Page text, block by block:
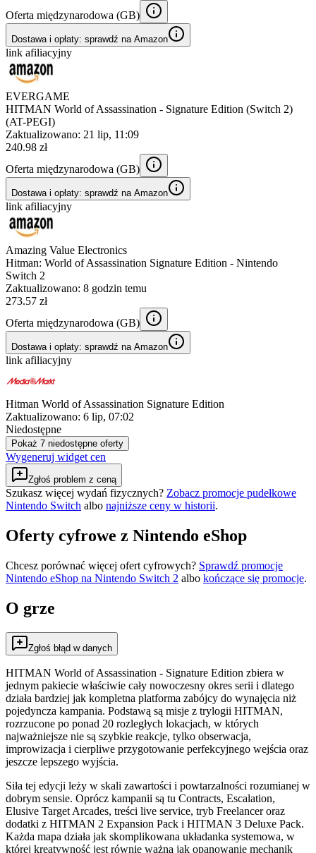
Oferta międzynarodowa (GB)
Dostawa i opłaty: sprawdź na Amazon
link afiliacyjny
EVERGAME
HITMAN World of Assassination - Signature Edition (Switch 2)
(AT-PEGI)
Zaktualizowano: 21 lip, 11:09
240.98 zł
Oferta międzynarodowa (GB)
Dostawa i opłaty: sprawdź na Amazon
link afiliacyjny
Amazing Value Electronics
Hitman: World of Assassination Signature Edition - Nintendo
Switch 2
Zaktualizowano: 8 godzin temu
273.57 zł
Oferta międzynarodowa (GB)
Dostawa i opłaty: sprawdź na Amazon
link afiliacyjny
Hitman World of Assassination Signature Edition
Zaktualizowano: 6 lip, 07:02
Niedostępne
Pokaż 7 niedostępne oferty
Wygeneruj widget cen
Zgłoś problem z ceną
Szukasz więcej wydań fizycznych? Zobacz promocje pudełkowe
Nintendo Switch albo najniższe ceny w historii.
Oferty cyfrowe z Nintendo eShop
Chcesz porównać więcej ofert cyfrowych? Sprawdź promocje
Nintendo eShop na Nintendo Switch 2 albo kończące się promocje.
O grze
Zgłoś błąd w danych
HITMAN World of Assassination - Signature Edition zbiera w
jednym pakiecie właściwie cały nowoczesny okres serii i dlatego
działa bardziej jak kompletna platforma zabójcy do wynajęcia niż
pojedyncza kampania. Podstawą są misje z trylogii HITMAN,
rozrzucone po ponad 20 rozległych lokacjach, w których
najważniejsze nie są szybkie reakcje, tylko obserwacja,
improwizacja i cierpliwe przygotowanie perfekcyjnego wejścia oraz
jeszcze lepszego wyjścia.
Siła tej edycji leży w skali zawartości i powtarzalności rozumianej w
dobrym sensie. Oprócz kampanii są tu Contracts, Escalation,
Elusive Target Arcades, treści live service, tryb Freelancer oraz
dodatki z HITMAN 2 Expansion Pack i HITMAN 3 Deluxe Pack.
Każda mapa działa jak skomplikowana układanka systemowa, w
której kreatywność jest równie ważna jak opanowanie mechanik